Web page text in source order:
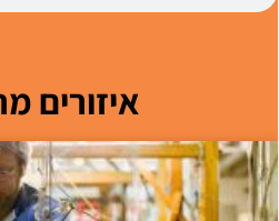
איזורים